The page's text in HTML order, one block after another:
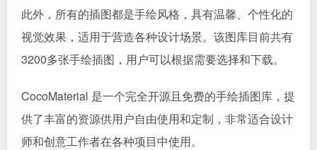
此外，所有的插图都是手绘风格，具有温馨、个性化的
视觉效果，适用于营造各种设计场景。该图库目前共有
3200多张手绘插图，用户可以根据需要选择和下载。
CocoMaterial 是一个完全开源且免费的手绘插图库，提
供了丰富的资源供用户自由使用和定制，非常适合设计
师和创意工作者在各种项目中使用。